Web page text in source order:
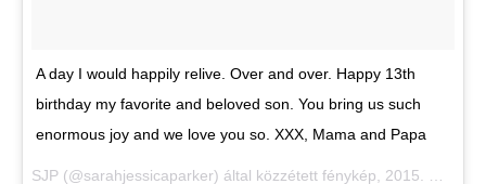
A day I would happily relive. Over and over. Happy 13th
birthday my favorite and beloved son. You bring us such
enormous joy and we love you so. XXX, Mama and Papa
SJP (@sarahjessicaparker) által közzétett fénykép, 2015. Okt 28., 09:30 PDT